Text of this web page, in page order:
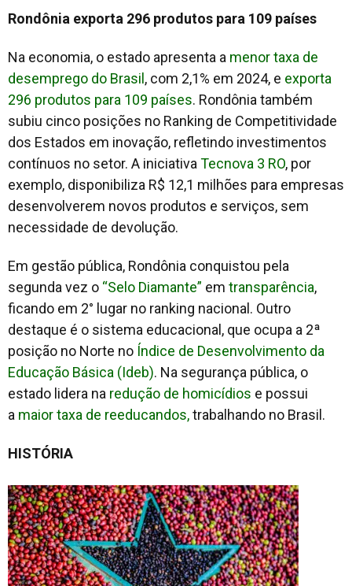
Rondônia exporta 296 produtos para 109 países
Na economia, o estado apresenta a menor taxa de
desemprego do Brasil , com 2,1% em 2024, e exporta
296 produtos para 109 países. Rondônia também
subiu cinco posições no Ranking de Competitividade
dos Estados em inovação, refletindo investimentos
contínuos no setor. A iniciativa Tecnova 3 RO, por
exemplo, disponibiliza R$ 12,1 milhões para empresas
desenvolverem novos produtos e serviços, sem
necessidade de devolução.
Em gestão pública, Rondônia conquistou pela
segunda vez o “Selo Diamante” em transparência,
ficando em 2° lugar no ranking nacional. Outro
destaque é o sistema educacional, que ocupa a 2ª
posição no Norte no Índice de Desenvolvimento da
Educação Básica (Ideb). Na segurança pública, o
estado lidera na redução de homicídios e possui
a maior taxa de reeducandos,trabalhando no Brasil.
HISTÓRIA